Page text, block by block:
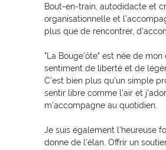
Bout-en-train, autodidacte et
organisationnelle et
plus que de rencontrer,
"La Bouge'ôte" est née de
sentiment de liberté et de
C'est bien plus qu'un simple
sentir libre comme l'air et
m'accompagne au quotidien.
Je suis également l’heureuse
donne de l’élan. Offrir un